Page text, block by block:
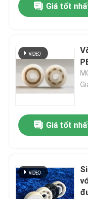
Các sản phẩm
Chương trình VR
Về chúng tôi
Kiểm soát chất
Giá tốt
Giá tốt